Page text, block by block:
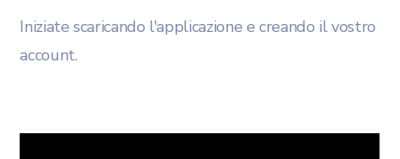
Iniziate scaricando l'applicazione e creando il vostro
account.